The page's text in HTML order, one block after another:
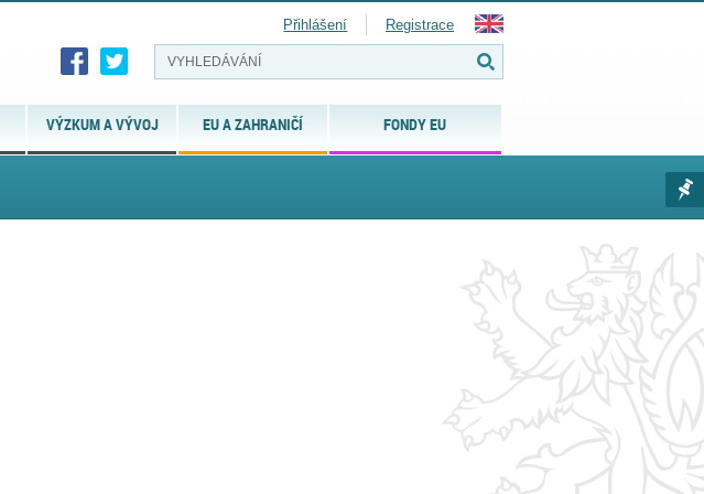
VÝZKUM A VÝVOJ EU A ZAHRANIČÍ FONDY EU
Přihlášení Registrace